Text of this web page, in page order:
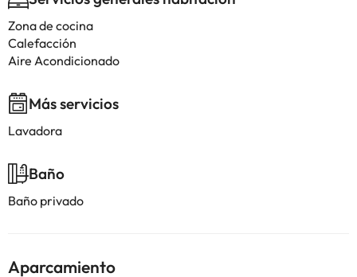
Zona de cocina
Calefacción
Aire Acondicionado
Más servicios
Lavadora
Baño
Baño privado
Aparcamiento